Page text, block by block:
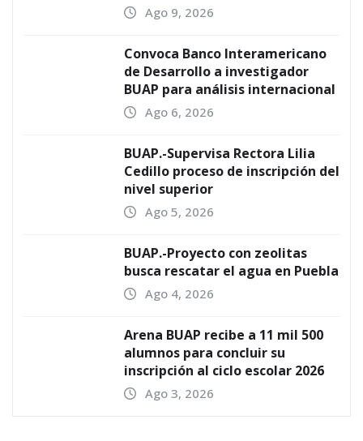
Ago 9, 2026
Convoca Banco Interamericano
de Desarrollo a investigador
BUAP para análisis internacional
Ago 6, 2026
BUAP.-Supervisa Rectora Lilia
Cedillo proceso de inscripción del
nivel superior
Ago 5, 2026
BUAP.-Proyecto con zeolitas
busca rescatar el agua en Puebla
Ago 4, 2026
Arena BUAP recibe a 11 mil 500
alumnos para concluir su
inscripción al ciclo escolar 2026
Ago 3, 2026